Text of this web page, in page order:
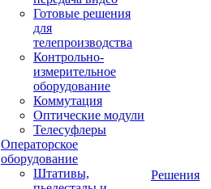
Готовые решения
для
телепроизводства
Контрольно-
измерительное
оборудование
Коммутация
Оптические модули
Телесуфлеры
Операторское
оборудование
Штативы,
Решения